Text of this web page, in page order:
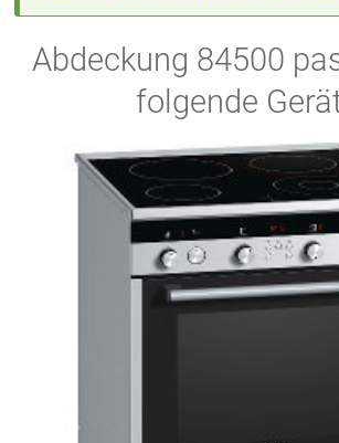
Abdeckung 84500
folgende